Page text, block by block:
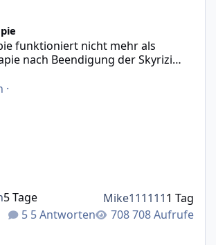
funktioniert nicht mehr als
nach Beendigung der Skyrizi
·
5 Antworten 708 Aufrufe
5 Tage Mike1111111 Tag